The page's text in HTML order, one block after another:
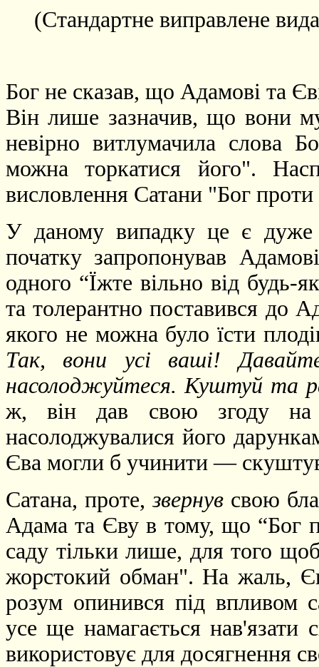
(Стандартне виправлене
Бог не сказав, що Адамові та
Він лише зазначив, що вони
невірно витлумачила слова
можна торкатися його".
висловлення Сатани "Бог проти
У даному випадку це є дуже
початку запропонував
одного “Їжте вільно від будь-
та толерантно поставився до
якого не можна було їсти
Так, вони усі ваші!
насолоджуйтеся. Куштуй та
ж, він дав свою згоду на
насолоджувалися його
Єва могли б учинити —
Сатана, проте,звернув свою
Адама та Єву в тому, що “Бог
саду тільки лише, для того
жорстокий обман". На жаль,
розум опинився під впливом
усе ще намагається нав'язати
використовує для досягнення